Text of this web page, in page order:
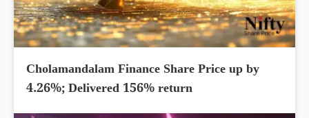
Cholamandalam Finance Share Price up by
4.26%; Delivered 156% return